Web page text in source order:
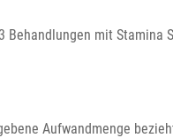
Behandlungen mit Stamina
Aufwandmenge